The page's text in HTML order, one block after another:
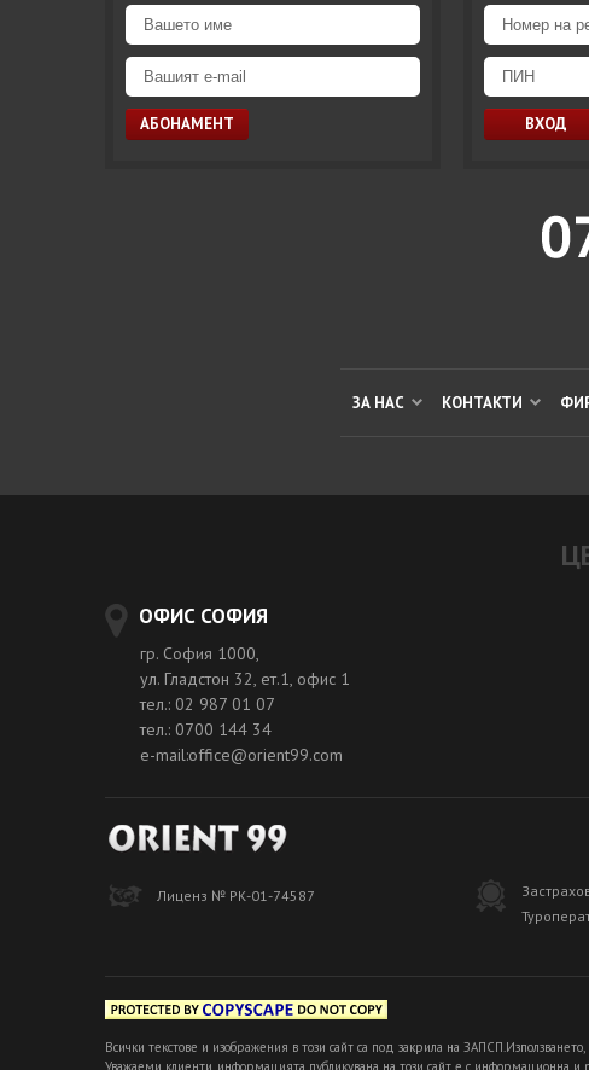
ЗА НАС КОНТАКТИ
ОФИС СОФИЯ
гр. София 1000,
ул. Гладстон 32, ет.1, офис 1
тел.: 02 987 01 07
тел.: 0700 144 34
e-mail:office@orient99.com
Лиценз № РК-01-74587
Всички текстове и изображения в този сайт са под закрила на
Уважаеми клиенти, информацията публикувана на този сайт е с информационна